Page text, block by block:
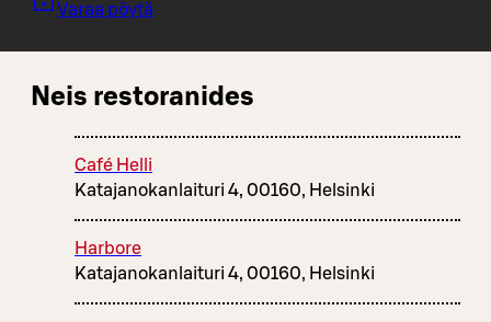
Varaa pöytä
Neis restoranides
Café Helli
Katajanokanlaituri 4, 00160, Helsinki
Harbore
Katajanokanlaituri 4, 00160, Helsinki